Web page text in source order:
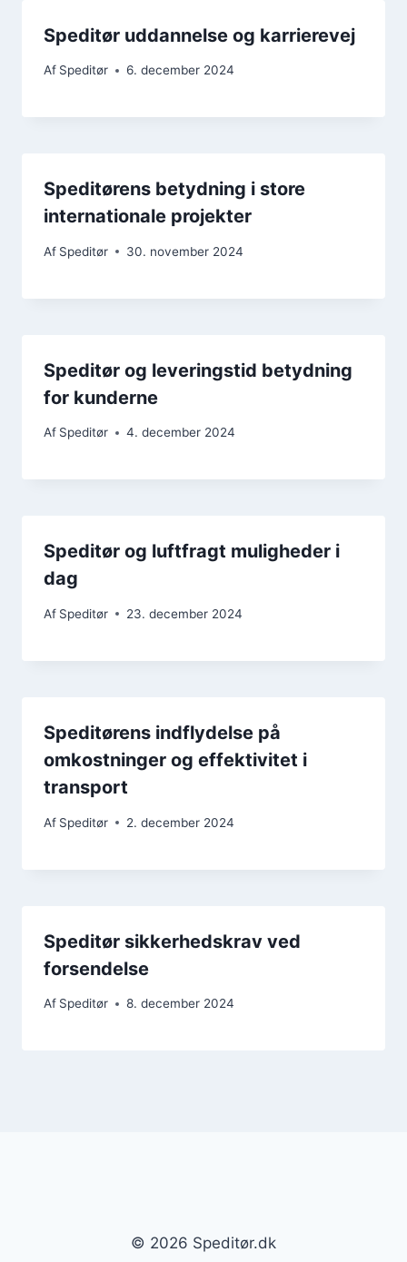
Speditør uddannelse og karrierevej
Af Speditør 6. december 2024
Speditørens betydning i store
internationale projekter
Af Speditør 30. november 2024
Speditør og leveringstid betydning
for kunderne
Af Speditør 4. december 2024
Speditør og luftfragt muligheder i
dag
Af Speditør 23. december 2024
Speditørens indflydelse på
omkostninger og effektivitet i
transport
Af Speditør 2. december 2024
Speditør sikkerhedskrav ved
forsendelse
Af Speditør 8. december 2024
© 2026 Speditør.dk